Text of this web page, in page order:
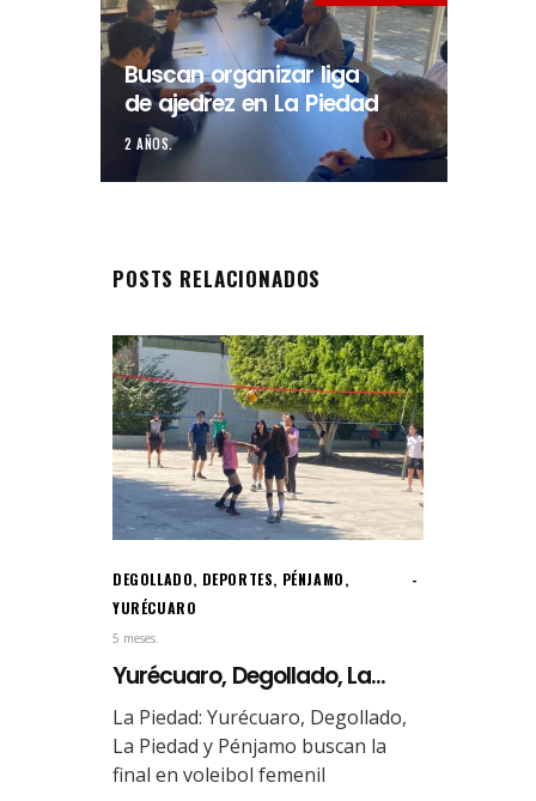
Buscan organizar liga
de ajedrez en La Piedad
2 AÑOS.
POSTS RELACIONADOS
DEGOLLADO, DEPORTES, PÉNJAMO,
YURÉCUARO
5 meses.
Yurécuaro, Degollado, La...
La Piedad: Yurécuaro, Degollado,
La Piedad y Pénjamo buscan la
final en voleibol femenil